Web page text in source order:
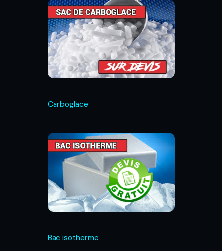
Carboglace
Bac isotherme